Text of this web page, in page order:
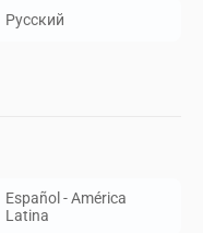
Русский
Español - América
Latina